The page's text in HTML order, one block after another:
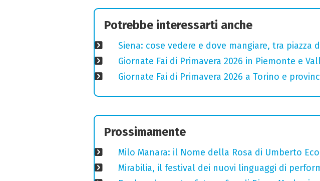
Potrebbe interessarti anche
Siena: cose vedere e dove mangiare, tra piazza
Giornate Fai di Primavera 2026 in Piemonte e
Giornate Fai di Primavera 2026 a Torino e
Prossimamente
Milo Manara: il Nome della Rosa di Umberto
Mirabilia, il festival dei nuovi linguaggi di